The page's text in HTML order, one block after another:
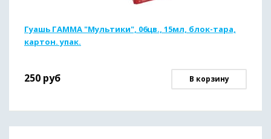
Гуашь ГАММА "Мультики", 06цв., 15мл, блок-тара,
картон. упак.
250 руб В корзину